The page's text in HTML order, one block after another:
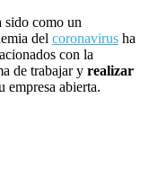
sido como un
del coronavirus ha
con la
de trabajar y realizar
empresa abierta.